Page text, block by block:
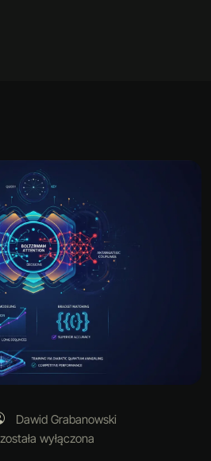
Dawid Grabanowski
została wyłączona